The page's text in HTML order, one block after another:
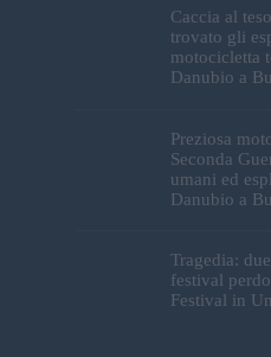
Caccia al
trovato gli
motocicletta
Danubio a
Preziosa
Seconda
umani ed
Danubio a
Tragedia:
festival
Festival in